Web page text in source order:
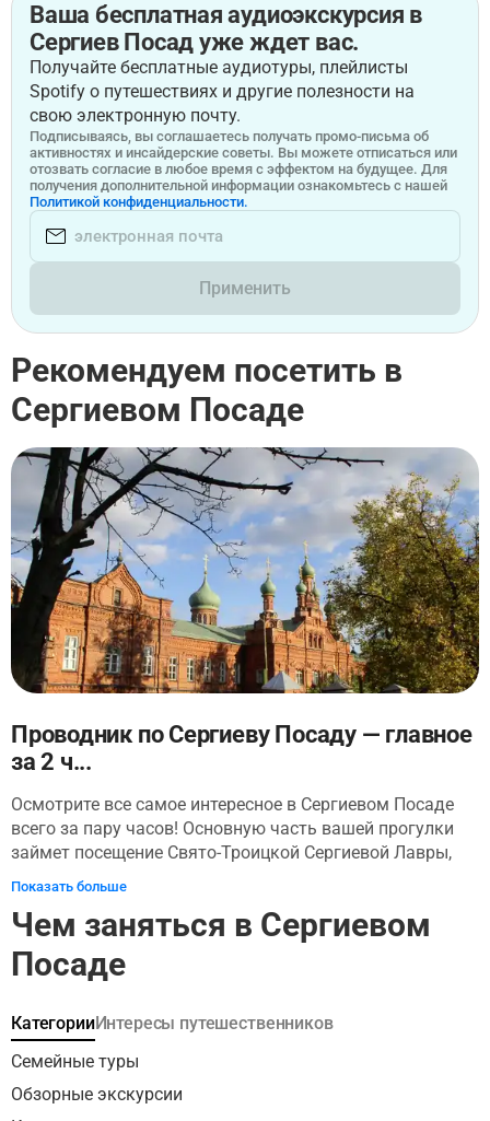
Ваша бесплатная аудиоэкскурсия в
Сергиев Посад уже ждет вас.
Получайте бесплатные аудиотуры, плейлисты
Spotify о путешествиях и другие полезности на
свою электронную почту.
Подписываясь, вы соглашаетесь получать промо-письма об
активностях и инсайдерские советы. Вы можете отписаться или
отозвать согласие в любое время с эффектом на будущее. Для
получения дополнительной информации ознакомьтесь с нашей
Политикой конфиденциальности.
Применить
Рекомендуем посетить в
Сергиевом Посаде
Проводник по Сергиеву Посаду — главное
за 2 ч...
Осмотрите все самое интересное в Сергиевом Посаде
всего за пару часов! Основную часть вашей прогулки
займет посещение Свято-Троицкой Сергиевой Лавры,
где вы послушаете об истории монастыря и
увидите Троицкий собор — главный храм монастыря,
Трапезную палату, построенную по велению царей
Иоанна и Петра Алексеевичей, Митрополичьи покои,
Годуновых и многое другое! Затем от Красногорской
площади, расположенной перед входом в Лавру, через
Торговые ряды и Монастырский конный двор вы
пройдете до церкви Воскресения Христова. Завершится
Показать больше
Чем заняться в Сергиевом
Посаде
КатегорииИнтересы путешественников
Семейные туры
Обзорные экскурсии